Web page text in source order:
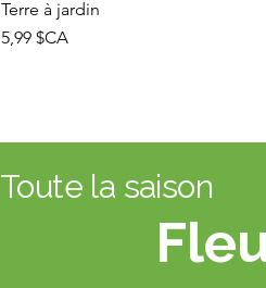
Terre à jardin
Prix
5,99 $CA
Toute la saison